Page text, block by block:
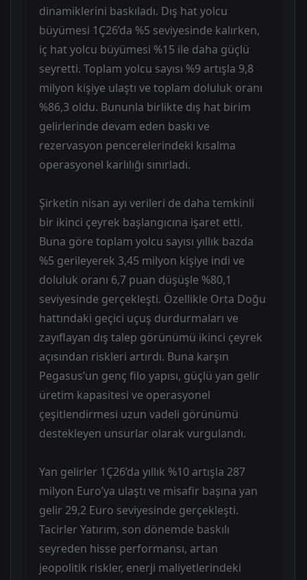
dinamiklerini baskıladı. Dış hat yolcu
büyümesi 1Ç26’da %5 seviyesinde kalırken,
iç hat yolcu büyümesi %15 ile daha güçlü
seyretti. Toplam yolcu sayısı %9 artışla 9,8
milyon kişiye ulaştı ve toplam doluluk oranı
%86,3 oldu. Bununla birlikte dış hat birim
gelirlerinde devam eden baskı ve
rezervasyon pencerelerindeki kısalma
operasyonel karlılığı sınırladı.
Şirketin nisan ayı verileri de daha temkinli
bir ikinci çeyrek başlangıcına işaret etti.
Buna göre toplam yolcu sayısı yıllık bazda
%5 gerileyerek 3,45 milyon kişiye indi ve
doluluk oranı 6,7 puan düşüşle %80,1
seviyesinde gerçekleşti. Özellikle Orta Doğu
hattındaki geçici uçuş durdurmaları ve
zayıflayan dış talep görünümü ikinci çeyrek
açısından riskleri artırdı. Buna karşın
Pegasus’un genç filo yapısı, güçlü yan gelir
üretim kapasitesi ve operasyonel
çeşitlendirmesi uzun vadeli görünümü
destekleyen unsurlar olarak vurgulandı.
Yan gelirler 1Ç26’da yıllık %10 artışla 287
milyon Euro’ya ulaştı ve misafir başına yan
gelir 29,2 Euro seviyesinde gerçekleşti.
Tacirler Yatırım, son dönemde baskılı
seyreden hisse performansı, artan
jeopolitik riskler, enerji maliyetlerindeki